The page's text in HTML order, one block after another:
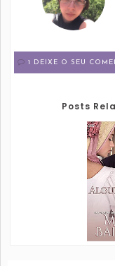
1 DEIXE O SEU
Posts